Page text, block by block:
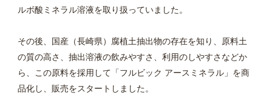
ルボ酸ミネラル溶液を取り扱っていました。
その後、国産（長崎県）腐植土抽出物の存在を知り、原料土
の質の高さ、抽出溶液の飲みやすさ、利用のしやすさなどか
ら、この原料を採用して「フルビック アースミネラル」を商
品化し、販売をスタートしました。